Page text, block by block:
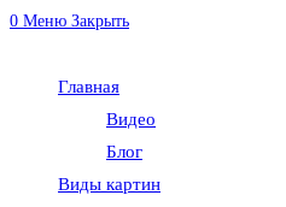
0 Меню Закрыть
Главная
Видео
Блог
Виды картин